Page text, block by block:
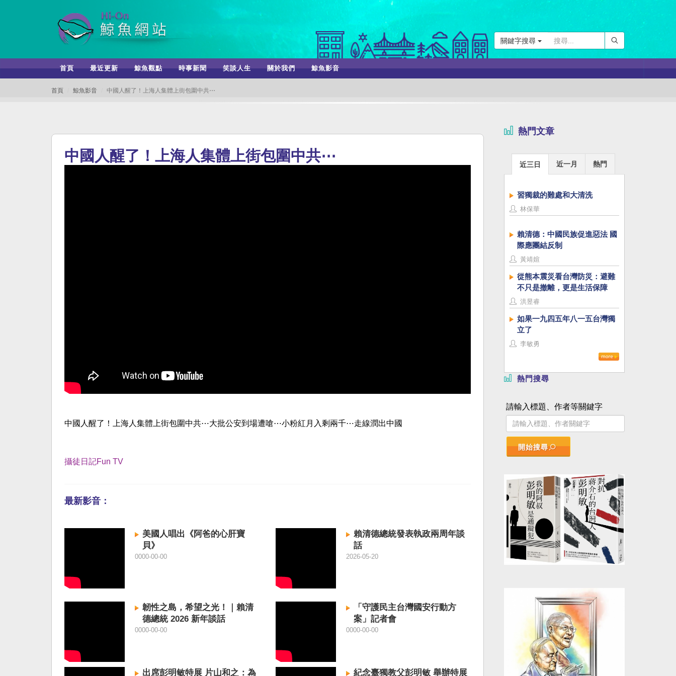
關鍵字搜尋
首頁 最近更新 鯨魚觀點 時事新聞 笑談人生 關於我們 鯨魚影音
首頁 鯨魚影音 中國人醒了！上海人集體上街包圍中共⋯
中國人醒了！上海人集體上街包圍中共⋯
中國人醒了！上海人集體上街包圍中共⋯大批公安到場遭嗆⋯小粉紅月入剩兩千⋯走線潤出中國
攝徒日記Fun TV
最新影音：
美國人唱出《阿爸的心肝寶
貝》
0000-00-00
韌性之島，希望之光！｜賴清
德總統 2026 新年談話
0000-00-00
出席彭明敏特展 片山和之：為
賴清德總統發表執政兩周年談
話
2026-05-20
「守護民主台灣國安行動方
案」記者會
0000-00-00
紀念臺獨教父彭明敏 舉辦特展
熱門文章
近三日 近一月 熱門
習獨裁的難處和大清洗
林保華
賴清德：中國民族促進惡法 國
際應團結反制
黃靖媗
從熊本震災看台灣防災：避難
不只是撤離，更是生活保障
洪昱睿
如果一九四五年八一五台灣獨
立了
李敏勇
熱門搜尋
請輸入標題、作者等關鍵字
開始搜尋